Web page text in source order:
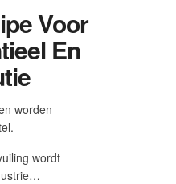
Voor
En
worden
wordt